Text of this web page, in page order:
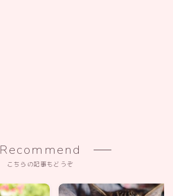
Recommend
こちらの記事もどうぞ